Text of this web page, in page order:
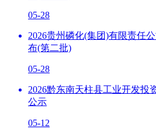
05-28
2026贵州磷化(集团)有限责任
布(第二批)
05-28
2026黔东南天柱县工业开发投
公示
05-12